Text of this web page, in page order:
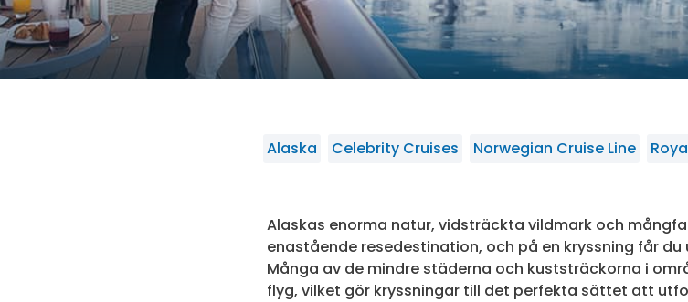
Alaska Celebrity Cruises Norwegian Cruise Line
Alaskas enorma natur, vidsträckta vildmark och
enastående resedestination, och på en kryssning får
Många av de mindre städerna och kuststräckorna i
flyg, vilket gör kryssningar till det perfekta sättet att